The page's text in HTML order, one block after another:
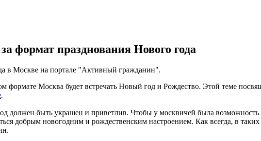
формат празднования Нового года
в Москве на портале "Активный гражданин".
Москва будет встречать Новый год и Рождество. Этой теме
.
должен быть украшен и приветлив. Чтобы у москвичей была
добрым новогодним и рождественским настроением. Как всегда, в